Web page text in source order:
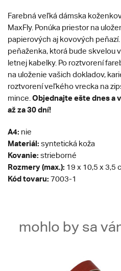
Farebná veľká dámska
MaxFly. Ponúka priestor na
papierových aj kovových
peňaženka, ktorá bude skvelou
letnej kabelky. Po roztvorení
na uloženie vašich dokladov,
roztvorení veľkého vrecka na
mince. Objednajte ešte dnes a
až za 30 dní!
A4: nie
Materiál: syntetická koža
Kovanie: strieborné
Rozmery (max.): 19 x 10,5 x 3,5
Kód tovaru: 7003-1
mohlo by sa